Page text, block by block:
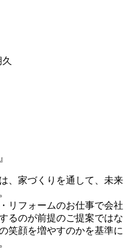
、家づくりを通して、未来
リフォームのお仕事で会社
るのが前提のご提案ではな
笑顔を増やすのかを基準に